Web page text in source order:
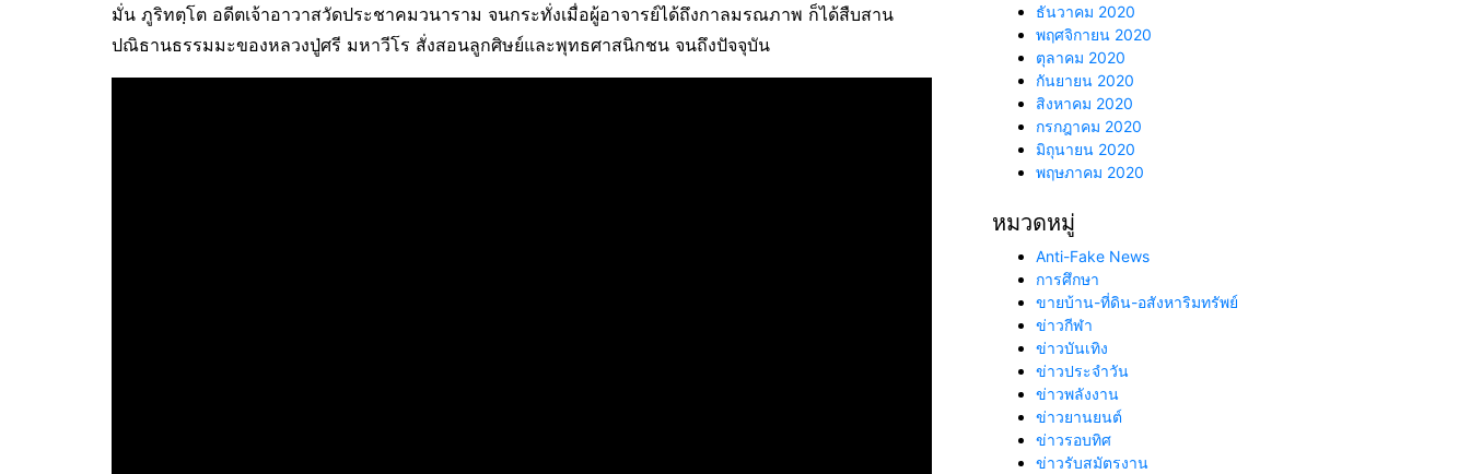
มั่น ภูริทตฺโต อดีตเจ้าอาวาสวัดประชาคมวนาราม จนกระทั่งเมื่อผู้อาจารย์ได้ถึงกาลมรณภาพ ก็ได้สืบสาน
ปณิธานธรรมมะของหลวงปู่ศรี มหาวีโร สั่งสอนลูกศิษย์และพุทธศาสนิกชน จนถึงปัจจุบัน
ธันวาคม 2020
พฤศจิกายน 2020
ตุลาคม 2020
กันยายน 2020
สิงหาคม 2020
กรกฎาคม 2020
มิถุนายน 2020
พฤษภาคม 2020
หมวดหมู่
Anti-Fake News
การศึกษา
ขายบ้าน-ที่ดิน-อสังหาริมทรัพย์
ข่าวกีฬา
ข่าวบันเทิง
ข่าวประจำวัน
ข่าวพลังงาน
ข่าวยานยนต์
ข่าวรอบทิศ
ข่าวรับสมัตรงาน